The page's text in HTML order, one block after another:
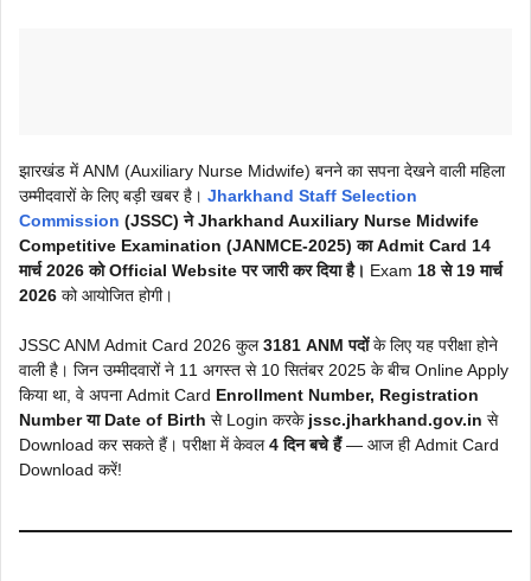
झारखंड में ANM (Auxiliary Nurse Midwife) बनने का सपना देखने वाली महिला
उम्मीदवारों के लिए बड़ी खबर है। Jharkhand Staff Selection
Commission (JSSC) ने Jharkhand Auxiliary Nurse Midwife
Competitive Examination (JANMCE-2025) का Admit Card 14
मार्च 2026 को Official Website पर जारी कर दिया है। Exam 18 से 19 मार्च
2026 को आयोजित होगी।
JSSC ANM Admit Card 2026 कुल3181 ANM पदोंके लिए यह परीक्षा होने
वाली है। जिन उम्मीदवारों ने 11 अगस्त से 10 सितंबर 2025 के बीच Online Apply
किया था, वे अपना Admit Card Enrollment Number, Registration
Number या Date of Birth से Login करके jssc.jharkhand.gov.in से
Download कर सकते हैं। परीक्षा में केवल4 दिन बचे हैं— आज ही Admit Card
Download करें!